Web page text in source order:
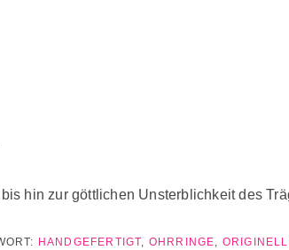
hin zur göttlichen Unsterblichkeit des
HANDGEFERTIGT, OHRRINGE,